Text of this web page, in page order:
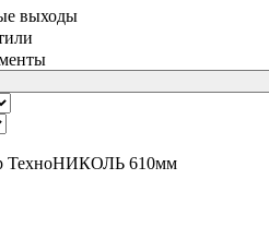
выходы
ТехноНИКОЛЬ 610мм